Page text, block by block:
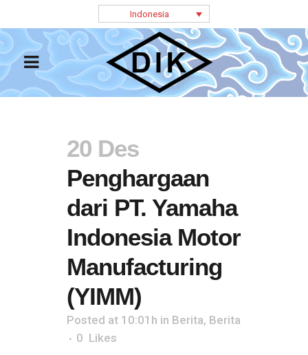
Indonesia
20 Des
Penghargaan
dari PT. Yamaha
Indonesia Motor
Manufacturing
(YIMM)
Posted at 10:01h in Berita, Berita
0 Likes